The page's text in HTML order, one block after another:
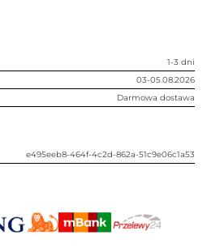
1-3 dni
03-05.08.2026
Darmowa dostawa
e495eeb8-464f-4c2d-862a-51c9e06c1a53